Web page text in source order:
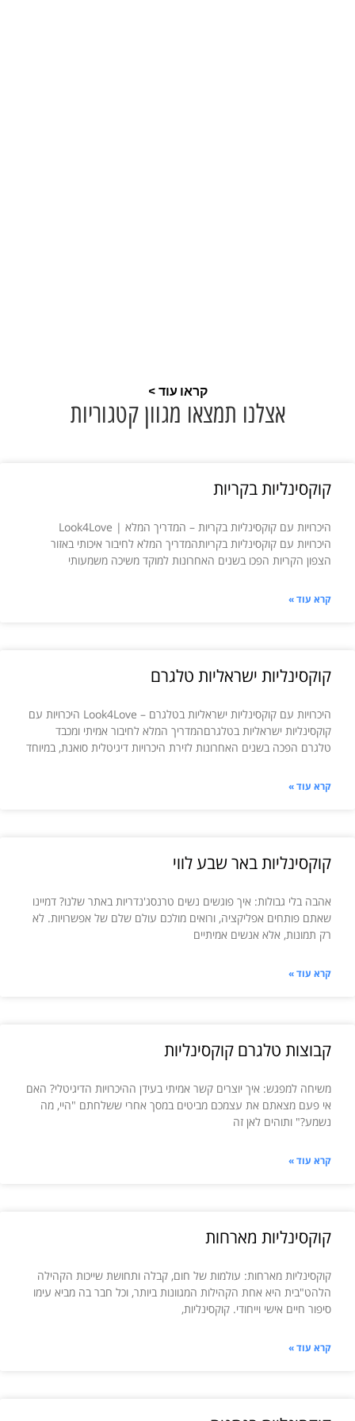
קראו עוד >
אצלנו תמצאו מגוון קטגוריות
קוקסינליות בקריות
היכרויות עם קוקסינליות בקריות – המדריך המלא | Look4Love
היכרויות עם קוקסינליות בקריותהמדריך המלא לחיבור איכותי באזור
הצפון הקריות הפכו בשנים האחרונות למוקד משיכה משמעותי
קרא עוד »
קוקסינליות ישראליות טלגרם
היכרויות עם קוקסינליות ישראליות בטלגרם – Look4Love היכרויות עם
קוקסינליות ישראליות בטלגרםהמדריך המלא לחיבור אמיתי ומכבד
טלגרם הפכה בשנים האחרונות לזירת היכרויות דיגיטלית סואנת, במיוחד
קרא עוד »
קוקסינליות באר שבע לווי
אהבה בלי גבולות: איך פוגשים נשים טרנסג'נדריות באתר שלנו? דמיינו
שאתם פותחים אפליקציה, ורואים מולכם עולם שלם של אפשרויות. לא
רק תמונות, אלא אנשים אמיתיים
קרא עוד »
קבוצות טלגרם קוקסינליות
משיחה למפגש: איך יוצרים קשר אמיתי בעידן ההיכרויות הדיגיטלי? האם
אי פעם מצאתם את עצמכם מביטים במסך אחרי ששלחתם "היי, מה
נשמע?" ותוהים לאן זה
קרא עוד »
קוקסינליות מארחות
קוקסינליות מארחות: עולמות של חום, קבלה ותחושת שייכות הקהילה
הלהט"בית היא אחת הקהילות המגוונות ביותר, וכל חבר בה מביא עימו
סיפור חיים אישי וייחודי. קוקסינליות,
קרא עוד »